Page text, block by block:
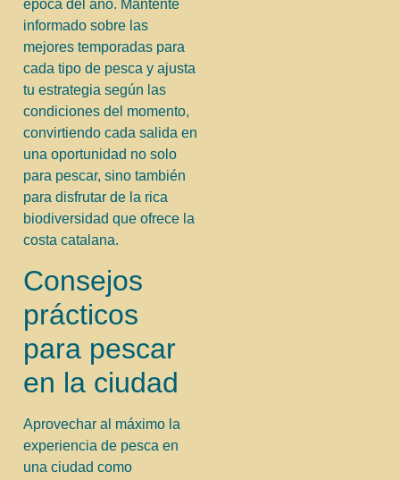
época del año. Mantente
informado sobre las
mejores temporadas para
cada tipo de pesca y ajusta
tu estrategia según las
condiciones del momento,
convirtiendo cada salida en
una oportunidad no solo
para pescar, sino también
para disfrutar de la rica
biodiversidad que ofrece la
costa catalana.
Consejos
prácticos
para pescar
en la ciudad
Aprovechar al máximo la
experiencia de pesca en
una ciudad como